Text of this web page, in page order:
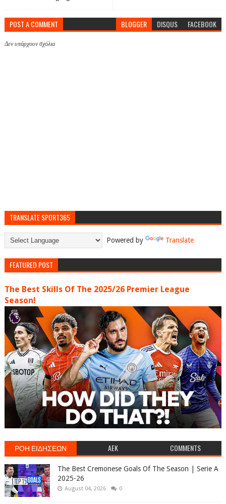
POST A COMMENT BLOGGER DISQUS FACEBOOK
Δεν υπάρχουν σχόλια
TRANSLATE SPORT365
Powered by Translate
FEATURED POST
The Best Skills Of The 2025/26 Premier League
Season!
ΡΟΗ ΕΙΔΗΣΕΩΝ AEK COMMENTS
The Best Cremonese Goals Of The Season | Serie A
2025-26
August 04, 2026 0